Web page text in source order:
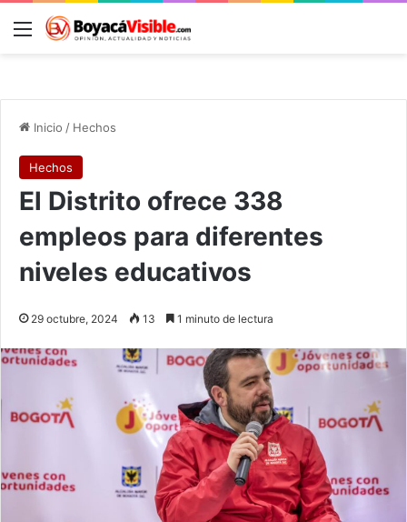
Menú
Inicio / Hechos
Hechos
El Distrito ofrece 338
empleos para diferentes
niveles educativos
29 octubre, 2024 13 1 minuto de lectura